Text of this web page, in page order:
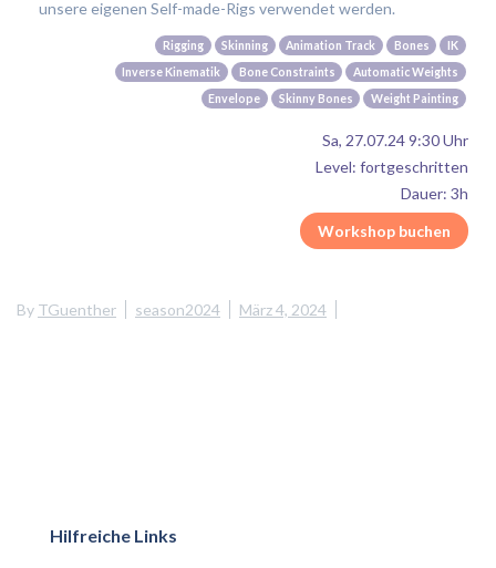
unsere eigenen Self-made-Rigs verwendet werden.
Rigging Skinning Animation Track Bones
IK
Inverse Kinematik
Bone Constraints
Automatic Weights
Envelope
Skinny Bones Weight Painting
Sa, 27.07.24 9:30 Uhr
Level: fortgeschritten
Dauer: 3h
Workshop buchen
By TGuenther season2024 März 4, 2024
Hilfreiche Links